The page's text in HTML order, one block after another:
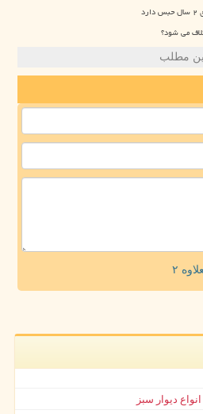
می شود؟
مطلب
دیوار سبز